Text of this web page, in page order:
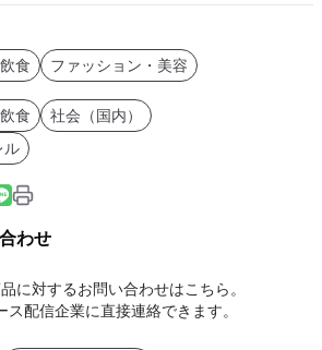
食 ファッション・美容
食
社会（国内）
ル
わせ
に対するお問い合わせはこちら。
ス配信企業に直接連絡できます。